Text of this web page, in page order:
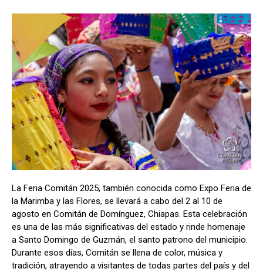
La Feria Comitán 2025, también conocida como Expo Feria de
la Marimba y las Flores, se llevará a cabo del 2 al 10 de
agosto en Comitán de Domínguez, Chiapas. Esta celebración
es una de las más significativas del estado y rinde homenaje
a Santo Domingo de Guzmán, el santo patrono del municipio.
Durante esos días, Comitán se llena de color, música y
tradición, atrayendo a visitantes de todas partes del país y del